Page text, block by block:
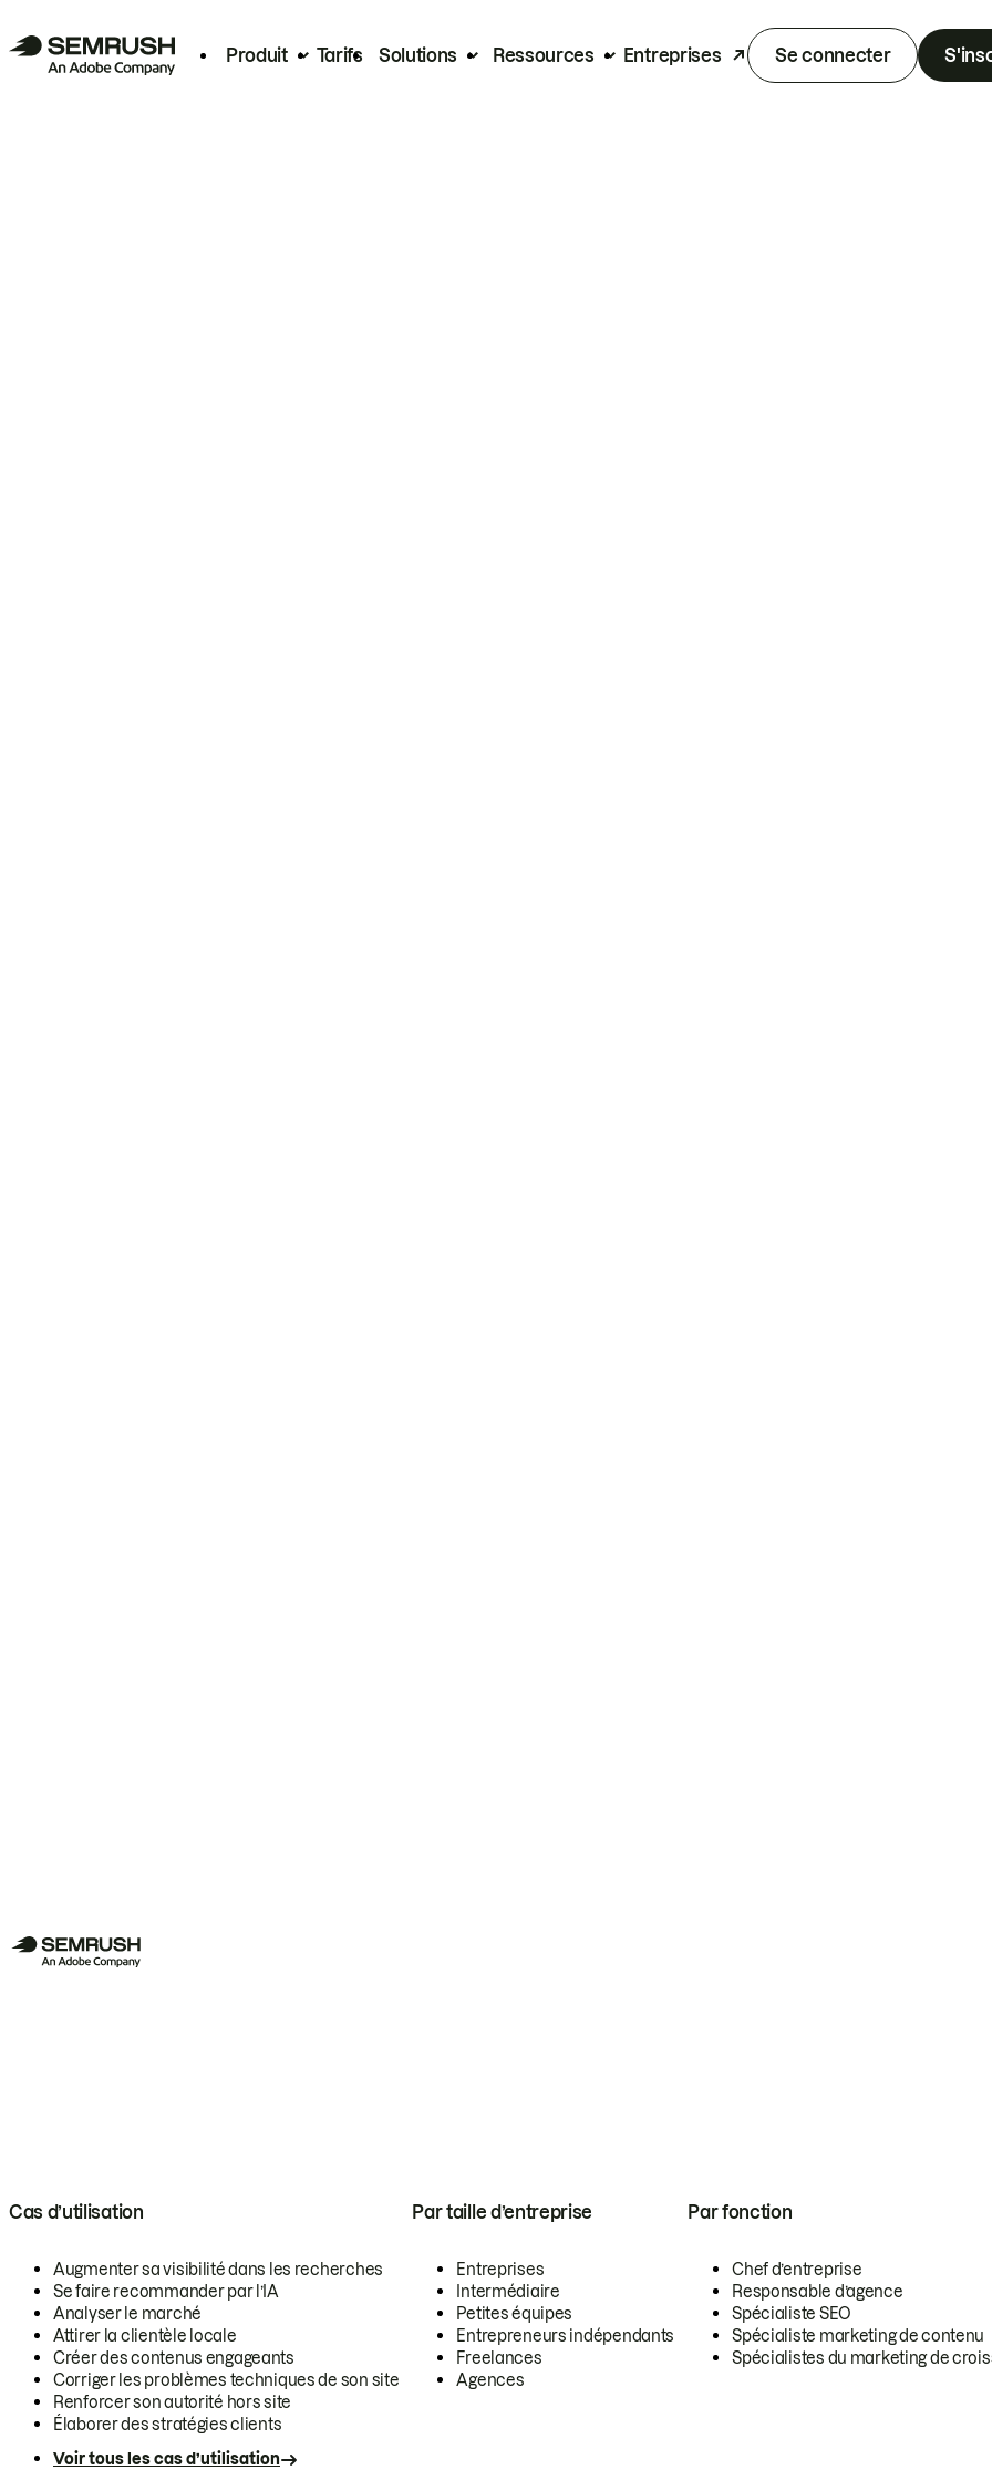
Produit Tarifs Solutions Ressources Entreprises Se connecter
Cas d’utilisation
Augmenter sa visibilité dans les recherches
Se faire recommander par l’IA
Analyser le marché
Attirer la clientèle locale
Créer des contenus engageants
Corriger les problèmes techniques de son site
Renforcer son autorité hors site
Élaborer des stratégies clients
Voir tous les cas d’utilisation
Par taille d’entreprise
Entreprises
Intermédiaire
Petites équipes
Entrepreneurs indépendants
Freelances
Agences
Par fonction
Chef d’entreprise
Responsable d’agence
Spécialiste SEO
Spécialiste marketing de contenu
Spécialistes du marketing de